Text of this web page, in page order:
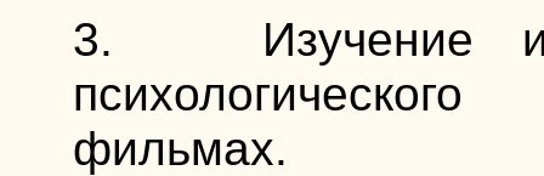
Изучение и
фильмах.